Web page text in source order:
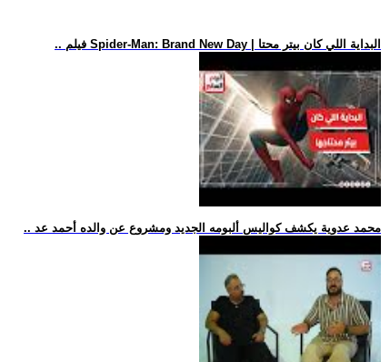
.. فيلم Spider-Man: Brand New Day | البداية اللي كان بيتر محتا
.. محمد عدوية يكشف كواليس ألبومه الجديد ومشروع عن والده أحمد عد